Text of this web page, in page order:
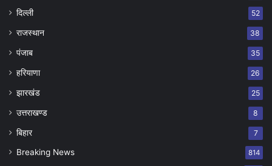
दिल्ली 52
राजस्थान 38
पंजाब 35
हरियाणा 26
झारखंड 25
उत्तराखण्ड 8
बिहार 7
Breaking News 814